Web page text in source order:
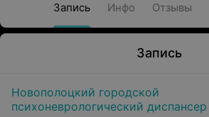
Запись Инфо Отзывы
Запись
Новополоцкий городской
психоневрологический диспансер